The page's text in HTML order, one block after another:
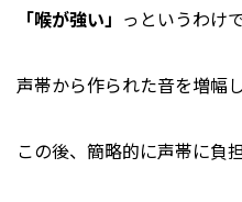
「喉が強い」 っというわけ
声帯から作られた音を増幅
この後、簡略的に声帯に負